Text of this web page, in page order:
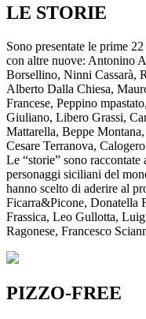
LE STORIE
Sono presentate le prime
con altre nuove: Antonino
Borsellino, Ninni Cassarà,
Alberto Dalla Chiesa,
Francese, Peppino
Giuliano, Libero Grassi,
Mattarella, Beppe
Cesare Terranova,
Le “storie” sono
personaggi siciliani del
hanno scelto di aderire al
Ficarra&Picone, Donatella
Frassica, Leo Gullotta,
Ragonese, Francesco
PIZZO-FREE